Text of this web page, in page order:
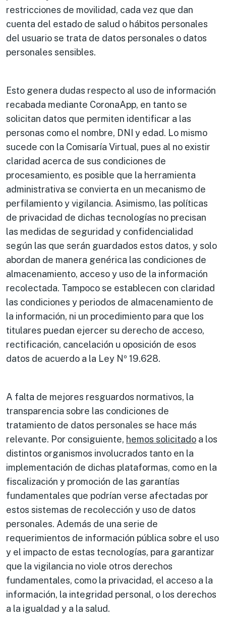
restricciones de movilidad, cada vez que dan
cuenta del estado de salud o hábitos personales
del usuario se trata de datos personales o datos
personales sensibles.
Esto genera dudas respecto al uso de información
recabada mediante CoronaApp, en tanto se
solicitan datos que permiten identificar a las
personas como el nombre, DNI y edad. Lo mismo
sucede con la Comisaría Virtual, pues al no existir
claridad acerca de sus condiciones de
procesamiento, es posible que la herramienta
administrativa se convierta en un mecanismo de
perfilamiento y vigilancia. Asimismo, las políticas
de privacidad de dichas tecnologías no precisan
las medidas de seguridad y confidencialidad
según las que serán guardados estos datos, y solo
abordan de manera genérica las condiciones de
almacenamiento, acceso y uso de la información
recolectada. Tampoco se establecen con claridad
las condiciones y periodos de almacenamiento de
la información, ni un procedimiento para que los
titulares puedan ejercer su derecho de acceso,
rectificación, cancelación u oposición de esos
datos de acuerdo a la Ley Nº 19.628.
A falta de mejores resguardos normativos, la
transparencia sobre las condiciones de
tratamiento de datos personales se hace más
relevante. Por consiguiente, hemos solicitado a los
distintos organismos involucrados tanto en la
implementación de dichas plataformas, como en la
fiscalización y promoción de las garantías
fundamentales que podrían verse afectadas por
estos sistemas de recolección y uso de datos
personales. Además de una serie de
requerimientos de información pública sobre el uso
y el impacto de estas tecnologías, para garantizar
que la vigilancia no viole otros derechos
fundamentales, como la privacidad, el acceso a la
información, la integridad personal, o los derechos
a la igualdad y a la salud.